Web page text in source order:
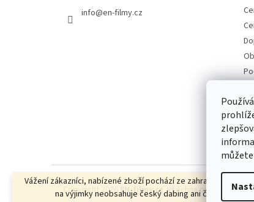
Vážení zákazníci, nabízené zboží pochází ze zahraniční
na výjimky neobsahuje český dabing ani české titulky.
info@en-filmy.cz
Copyright 2026EN-filmy.cz . Všechna práva